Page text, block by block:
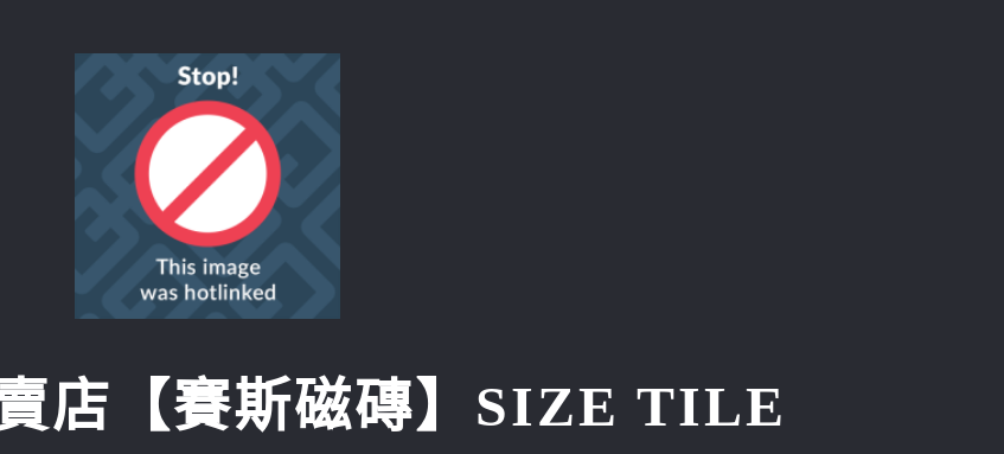
店【賽斯磁磚】SIZE TILE